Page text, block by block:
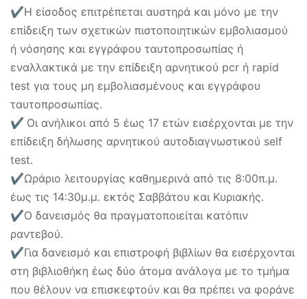
✔Η είσοδος επιτρέπεται αυστηρά και μόνο με την
επίδειξη των σχετικών πιστοποιητικών εμβολιασμού
ή νόσησης και εγγράφου ταυτοπροσωπίας ή
εναλλακτικά με την επίδειξη αρνητικού pcr ή rapid
test για τους μη εμβολιασμένους και εγγράφου
ταυτοπροσωπίας.
✔ Οι ανήλικοι από 5 έως 17 ετών εισέρχονται με την
επίδειξη δήλωσης αρνητικού αυτοδιαγνωστικού self
test.
✔Ωράριο λειτουργίας καθημερινά από τις 8:00π.μ.
έως τις 14:30μ.μ. εκτός Σαββάτου και Κυριακής.
✔Ο δανεισμός θα πραγματοποιείται κατόπιν
ραντεβού.
✔Για δανεισμό και επιστροφή βιβλίων θα εισέρχονται
στη βιβλιοθήκη έως δύο άτομα ανάλογα με το τμήμα
που θέλουν να επισκεφτούν και θα πρέπει να φοράνε